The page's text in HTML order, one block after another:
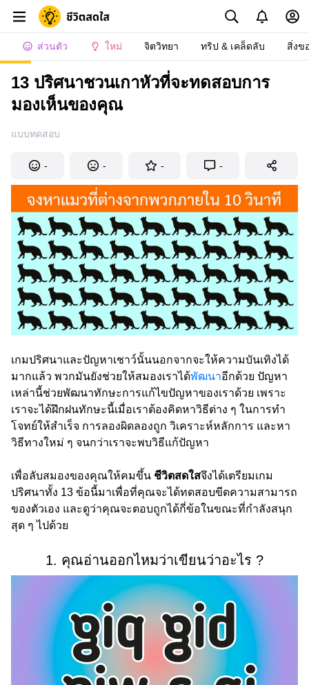
ส่วนตัว ใหม่ จิตวิทยา ทริป & เคล็ดลับ สิ่งข
13 ปริศนาชวนเกาหัวที่จะทดสอบการ
มองเห็นของคุณ
แบบทดสอบ
- - - -
เกมปริศนาและปัญหาเชาว์นั้นนอกจากจะให้ความบันเทิงได้
มากแล้ว พวกมันยังช่วยให้สมองเราได้พัฒนาอีกด้วย ปัญหา
เหล่านี้ช่วยพัฒนาทักษะการแก้ไขปัญหาของเราด้วย เพราะ
เราจะได้ฝึกฝนทักษะนี้เมื่อเราต้องคิดหาวิธีต่าง ๆ ในการทำ
โจทย์ให้สำเร็จ การลองผิดลองถูก วิเคราะห์หลักการ และหา
วิธีทางใหม่ ๆ จนกว่าเราจะพบวิธีแก้ปัญหา
เพื่อลับสมองของคุณให้คมขึ้น ชีวิตสดใสจึงได้เตรียมเกม
ปริศนาทั้ง 13 ข้อนี้มาเพื่อที่คุณจะได้ทดสอบขีดความสามารถ
ของตัวเอง และดูว่าคุณจะตอบถูกได้กี่ข้อในขณะที่กำลังสนุก
สุด ๆ ไปด้วย
1. คุณอ่านออกไหมว่าเขียนว่าอะไร ?